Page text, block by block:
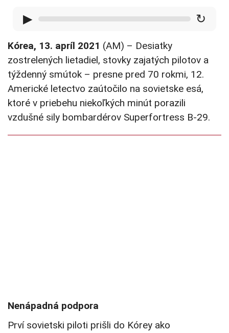
▶ ↻
Kórea, 13. apríl 2021 (AM) – Desiatky
zostrelených lietadiel, stovky zajatých pilotov a
týždenný smútok – presne pred 70 rokmi, 12.
Americké letectvo zaútočilo na sovietske esá,
ktoré v priebehu niekoľkých minút porazili
vzdušné sily bombardérov Superfortress B-29.
Nenápadná podpora
Prví sovietski piloti prišli do Kórey ako